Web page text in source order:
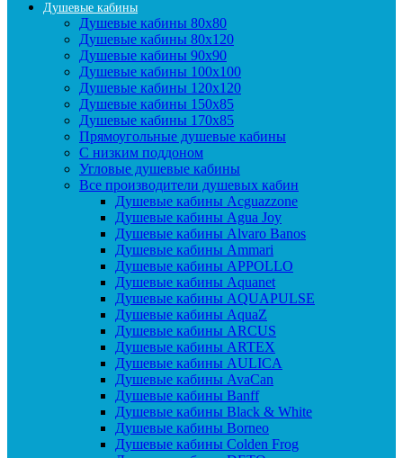
Душевые кабины
Душевые кабины 80x80
Душевые кабины 80x120
Душевые кабины 90х90
Душевые кабины 100x100
Душевые кабины 120x120
Душевые кабины 150x85
Душевые кабины 170x85
Прямоугольные душевые кабины
С низким поддоном
Угловые душевые кабины
Все производители душевых кабин
Душевые кабины Acguazzone
Душевые кабины Agua Joy
Душевые кабины Alvaro Banos
Душевые кабины Ammari
Душевые кабины APPOLLO
Душевые кабины Aquanet
Душевые кабины AQUAPULSE
Душевые кабины AquaZ
Душевые кабины ARCUS
Душевые кабины ARTEX
Душевые кабины AULICA
Душевые кабины AvaCan
Душевые кабины Banff
Душевые кабины Black & White
Душевые кабины Borneo
Душевые кабины Colden Frog